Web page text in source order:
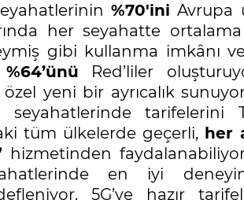
%70'ini Avrupa
her seyahatte
gibi kullanma imkânı
%64’ünü Red’liler
yeni bir ayrıcalık
tarifelerini
tüm ülkelerde geçerli, her
hizmetinden
en iyi
5G’ye hazır